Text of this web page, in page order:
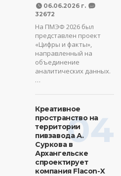
06.06.2026 г.
32672
На ПМЭФ 2026 был
представлен проект
«Цифры и факты»,
направленный на
объединение
аналитических данных.
…
04
Креативное
пространство на
территории
пивзавода А.
Суркова в
Архангельске
спроектирует
компания Flacon-X